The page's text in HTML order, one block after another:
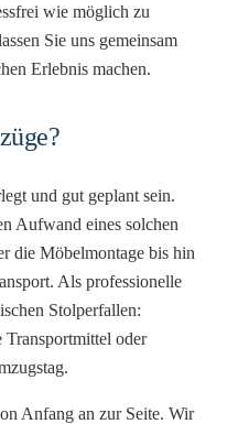
wie möglich zu
Sie uns gemeinsam
Erlebnis machen.
und gut geplant sein.
Aufwand eines solchen
die Möbelmontage bis hin
Als professionelle
Stolperfallen:
Transportmittel oder
Anfang an zur Seite. Wir